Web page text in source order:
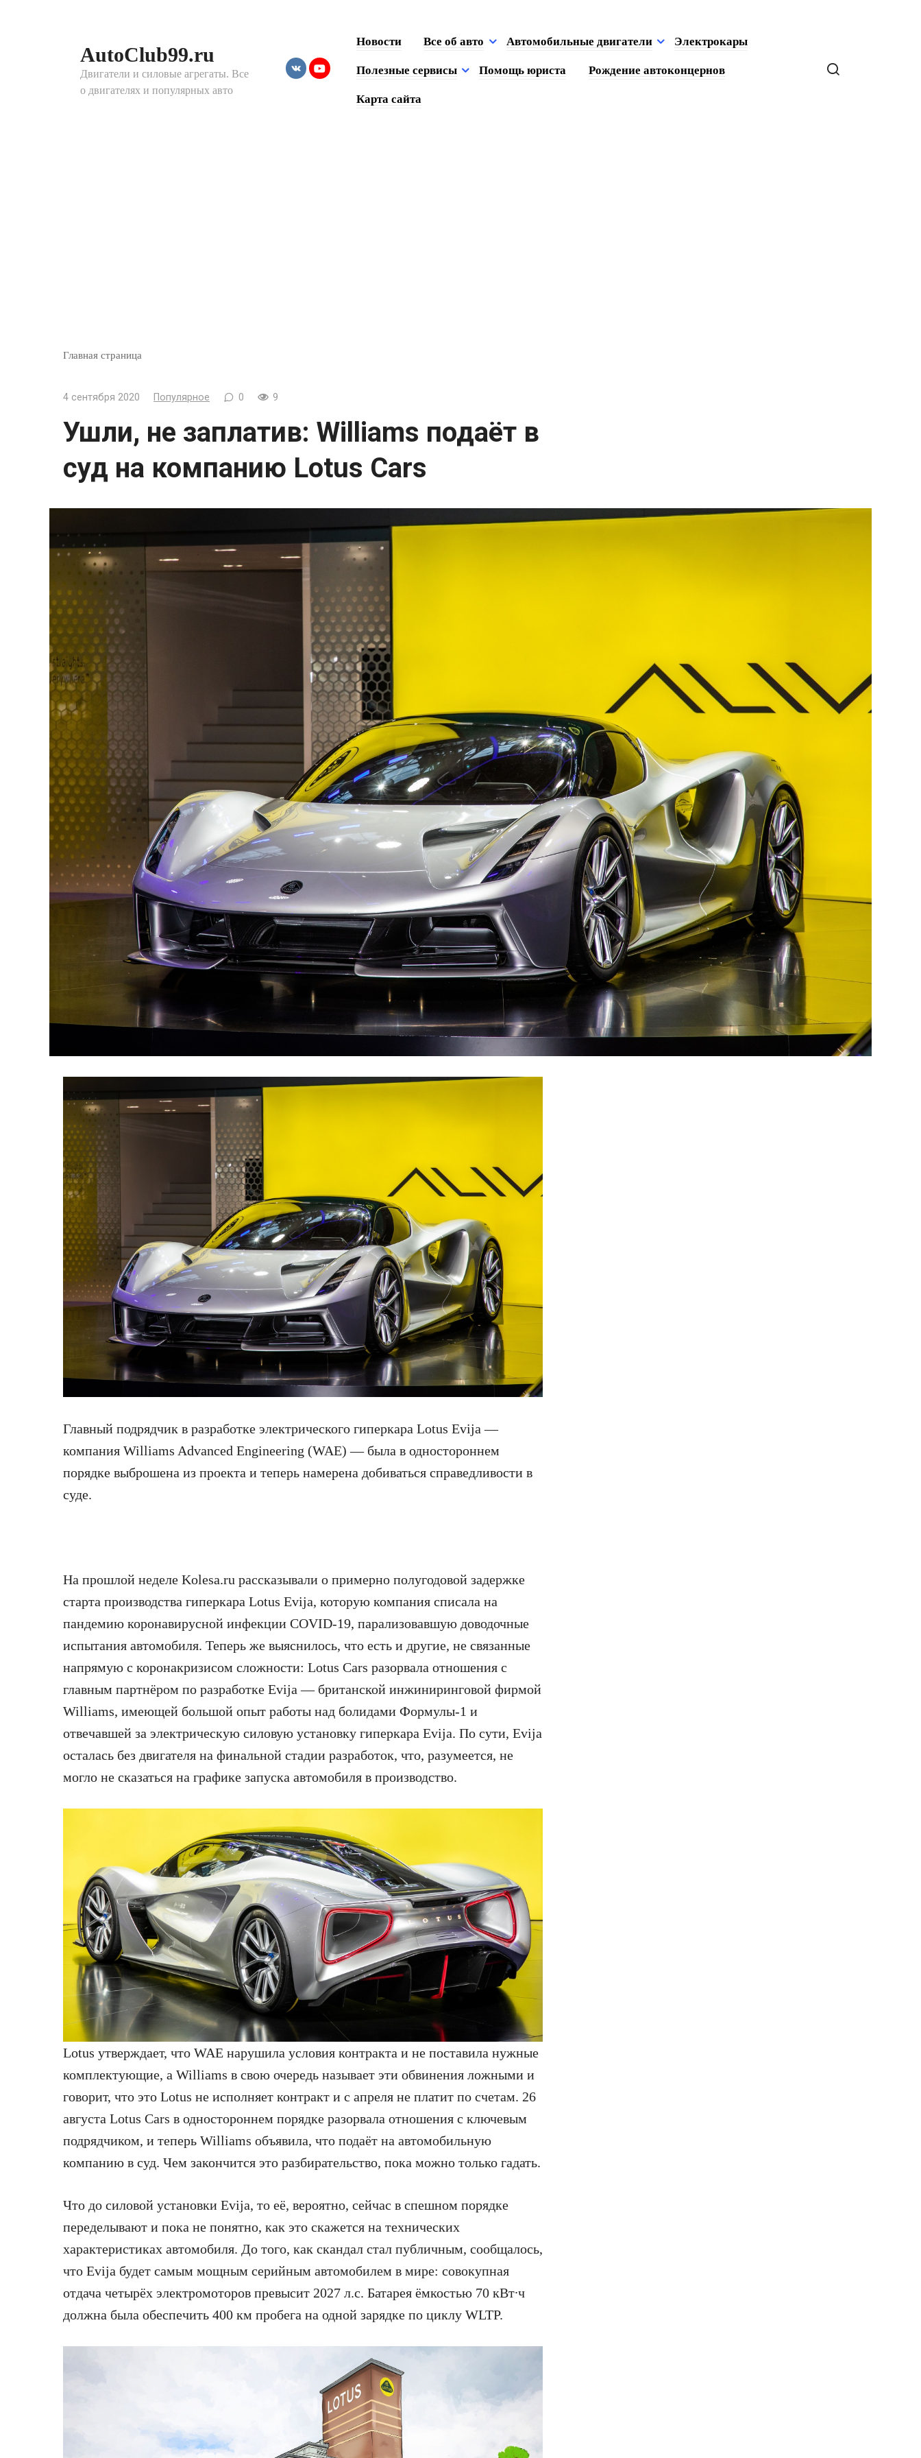
AutoClub99.ru
Двигатели и силовые агрегаты. Все
о двигателях и популярных авто
Новости Все об авто Автомобильные двигатели Электрокары
Полезные сервисы Помощь юриста Рождение автоконцернов
Карта сайта
Главная страница
4 сентября 2020 Популярное 0 9
Ушли, не заплатив: Williams подаёт в
суд на компанию Lotus Cars
Главный подрядчик в разработке электрического гиперкара Lotus Evija —
компания Williams Advanced Engineering (WAE) — была в одностороннем
порядке выброшена из проекта и теперь намерена добиваться справедливости в
суде.
На прошлой неделе Kolesa.ru рассказывали о примерно полугодовой задержке
старта производства гиперкара Lotus Evija, которую компания списала на
пандемию коронавирусной инфекции COVID-19, парализовавшую доводочные
испытания автомобиля. Теперь же выяснилось, что есть и другие, не связанные
напрямую с коронакризисом сложности: Lotus Cars разорвала отношения с
главным партнёром по разработке Evija — британской инжиниринговой фирмой
Williams, имеющей большой опыт работы над болидами Формулы-1 и
отвечавшей за электрическую силовую установку гиперкара Evija. По сути, Evija
осталась без двигателя на финальной стадии разработок, что, разумеется, не
могло не сказаться на графике запуска автомобиля в производство.
Lotus утверждает, что WAE нарушила условия контракта и не поставила нужные
комплектующие, а Williams в свою очередь называет эти обвинения ложными и
говорит, что это Lotus не исполняет контракт и с апреля не платит по счетам. 26
августа Lotus Cars в одностороннем порядке разорвала отношения с ключевым
подрядчиком, и теперь Williams объявила, что подаёт на автомобильную
компанию в суд. Чем закончится это разбирательство, пока можно только гадать.
Что до силовой установки Evija, то её, вероятно, сейчас в спешном порядке
переделывают и пока не понятно, как это скажется на технических
характеристиках автомобиля. До того, как скандал стал публичным, сообщалось,
что Evija будет самым мощным серийным автомобилем в мире: совокупная
отдача четырёх электромоторов превысит 2027 л.с. Батарея ёмкостью 70 кВт∙ч
должна была обеспечить 400 км пробега на одной зарядке по циклу WLTP.